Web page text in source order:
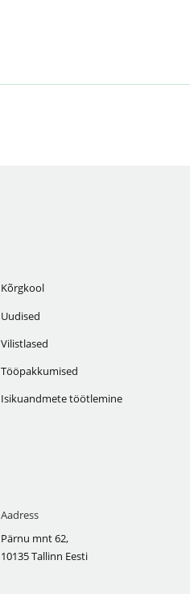
Kõrgkool
Uudised
Vilistlased
Tööpakkumised
Isikuandmete töötlemine
Aadress
Pärnu mnt 62,
10135 Tallinn Eesti